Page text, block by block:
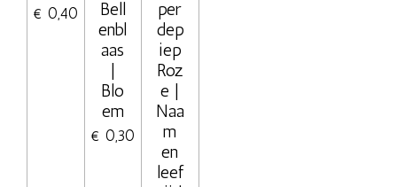
€ 0,40
Bell
enbl
aas
|
Blo
em
€ 0,30
per
dep
iep
Roz
e |
Naa
m
en
leef